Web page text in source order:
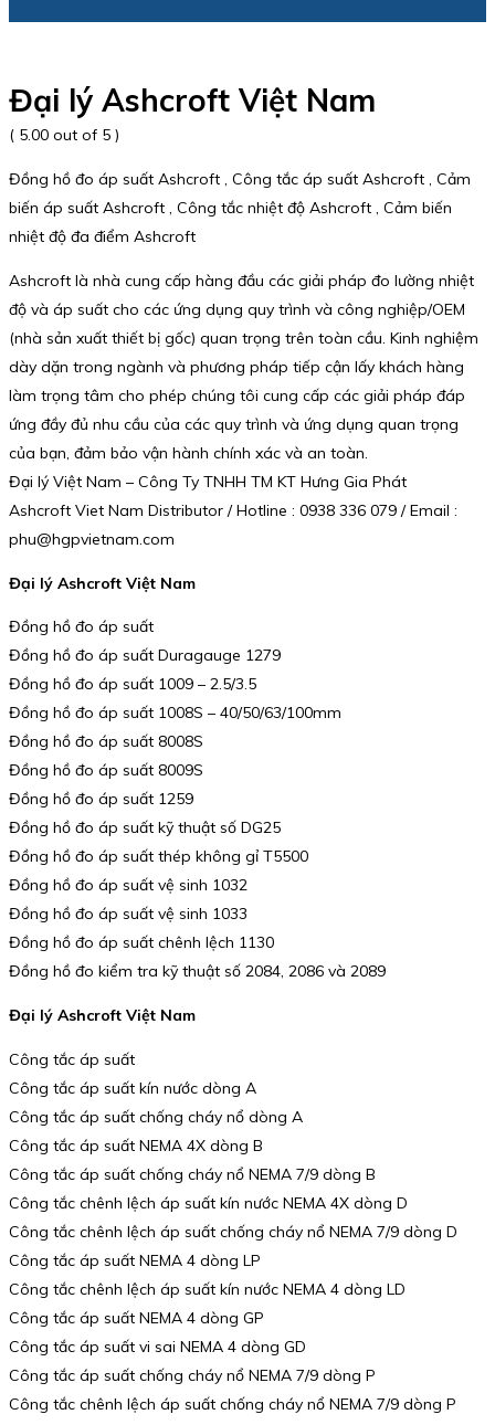
Đại lý Ashcroft Việt Nam
( 5.00 out of 5 )
Đồng hồ đo áp suất Ashcroft , Công tắc áp suất Ashcroft , Cảm
biến áp suất Ashcroft , Công tắc nhiệt độ Ashcroft , Cảm biến
nhiệt độ đa điểm Ashcroft
Ashcroft là nhà cung cấp hàng đầu các giải pháp đo lường nhiệt
độ và áp suất cho các ứng dụng quy trình và công nghiệp/OEM
(nhà sản xuất thiết bị gốc) quan trọng trên toàn cầu. Kinh nghiệm
dày dặn trong ngành và phương pháp tiếp cận lấy khách hàng
làm trọng tâm cho phép chúng tôi cung cấp các giải pháp đáp
ứng đầy đủ nhu cầu của các quy trình và ứng dụng quan trọng
của bạn, đảm bảo vận hành chính xác và an toàn.
Đại lý Việt Nam – Công Ty TNHH TM KT Hưng Gia Phát
Ashcroft Viet Nam Distributor / Hotline : 0938 336 079 / Email :
phu@hgpvietnam.com
Đại lý Ashcroft Việt Nam
Đồng hồ đo áp suất
Đồng hồ đo áp suất Duragauge 1279
Đồng hồ đo áp suất 1009 – 2.5/3.5
Đồng hồ đo áp suất 1008S – 40/50/63/100mm
Đồng hồ đo áp suất 8008S
Đồng hồ đo áp suất 8009S
Đồng hồ đo áp suất 1259
Đồng hồ đo áp suất kỹ thuật số DG25
Đồng hồ đo áp suất thép không gỉ T5500
Đồng hồ đo áp suất vệ sinh 1032
Đồng hồ đo áp suất vệ sinh 1033
Đồng hồ đo áp suất chênh lệch 1130
Đồng hồ đo kiểm tra kỹ thuật số 2084, 2086 và 2089
Đại lý Ashcroft Việt Nam
Công tắc áp suất
Công tắc áp suất kín nước dòng A
Công tắc áp suất chống cháy nổ dòng A
Công tắc áp suất NEMA 4X dòng B
Công tắc áp suất chống cháy nổ NEMA 7/9 dòng B
Công tắc chênh lệch áp suất kín nước NEMA 4X dòng D
Công tắc chênh lệch áp suất chống cháy nổ NEMA 7/9 dòng D
Công tắc áp suất NEMA 4 dòng LP
Công tắc chênh lệch áp suất kín nước NEMA 4 dòng LD
Công tắc áp suất NEMA 4 dòng GP
Công tắc áp suất vi sai NEMA 4 dòng GD
Công tắc áp suất chống cháy nổ NEMA 7/9 dòng P
Công tắc chênh lệch áp suất chống cháy nổ NEMA 7/9 dòng P